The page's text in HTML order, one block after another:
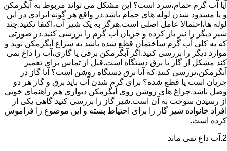
آیا آب گرم حمام،سرد است؟ این مشکل می تواند مربوط به آبگرمکن
و یا مسدود شدن لوله های حمام باشد.در واقع هر گونه ایرادی در این
لوله ها،احتمالا عامل اصلی است.هرگز به یک شیر آب،اکتفا نکنید.چند
شیر دیگر را نیز باز کرده و جریان آب گرم را بررسی کنید.در صورتی
که به کلی آب گرم ساختمان قطع شده باشد به سراغ آبگرمکن بوید و
موارد دیگر را بررسی کنید.اگر آبگرمکن برقی یا گازی،آب را داغ نمی
کند مشکل از گاز یا برق دستگاه است.قبل از تماس برای تعمیر
آبگرمکن،بررسی کنید که آیا برق دستگاه روشن است؟ آیا گاز در
جریان است یا قطع شده؟ برای گرم شدن آب باید برق و گاز هر دو
وصل باشد.چراغ های روشن روی آبگرمکن دیواری هم راهنمای خوبی
از رسیدن سوخت به آن است.شیر گاز را بررسی کنید گاهی یکی از
افراد خانواده شیر گاز را برای احتیاط بسته و این موضوع را فراموش
کرده است.
2.آب داغ نمی ماند